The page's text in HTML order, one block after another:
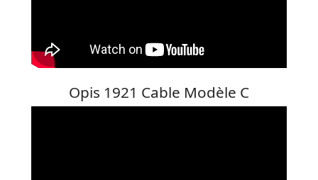
Opis 1921 Cable Modèle C